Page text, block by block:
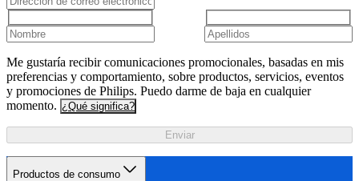
Me gustaría recibir comunicaciones promocionales, basadas en mis
preferencias y comportamiento, sobre productos, servicios, eventos
y promociones de Philips. Puedo darme de baja en cualquier
momento. ¿Qué significa?
Enviar
Productos de consumo